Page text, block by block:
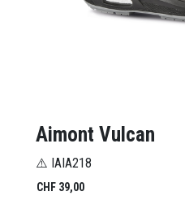
Aimont Vulcan
⚠️ IAIA218
CHF 39,00